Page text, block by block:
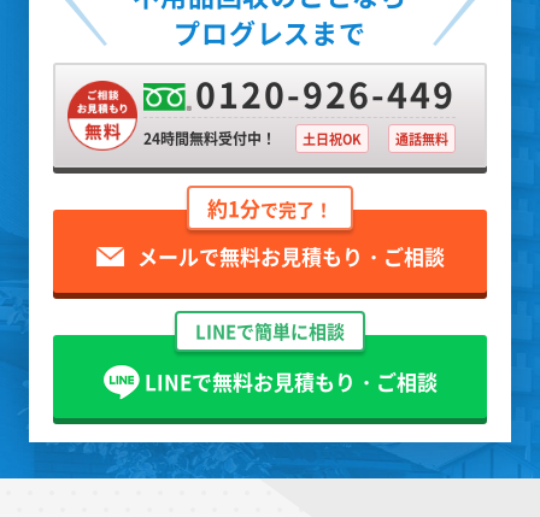
プログレスまで
0120-926-449
24時間無料受付中！ 土日祝OK 通話無料
約1分で完了！
メールで無料お見積もり・ご相談
LINEで簡単に相談
LINEで無料お見積もり・ご相談